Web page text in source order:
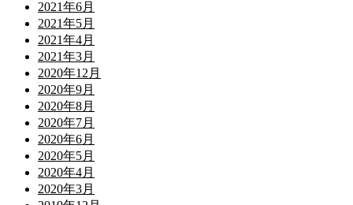
2021年6月
2021年5月
2021年4月
2021年3月
2020年12月
2020年9月
2020年8月
2020年7月
2020年6月
2020年5月
2020年4月
2020年3月